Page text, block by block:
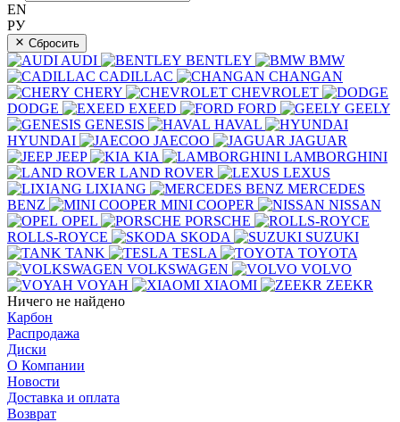
EN
РУ
Сбросить
AUDI BENTLEY
BMW
CADILLAC
CHANGAN
CHERY
CHEVROLET
DODGE
EXEED FORD
GEELY
GENESIS
HAVAL
HYUNDAI
JAECOO
JAGUAR
JEEP
KIA
LAMBORGHINI
LAND ROVER
LEXUS
LIXIANG
MERCEDES
BENZ
MINI COOPER
NISSAN
OPEL
PORSCHE
ROLLS-ROYCE
SKODA
SUZUKI
TANK
TESLA
TOYOTA
VOLKSWAGEN
VOLVO
VOYAH
XIAOMI
ZEEKR
Ничего не найдено
Карбон
Распродажа
Диски
О Компании
Новости
Доставка и оплата
Возврат